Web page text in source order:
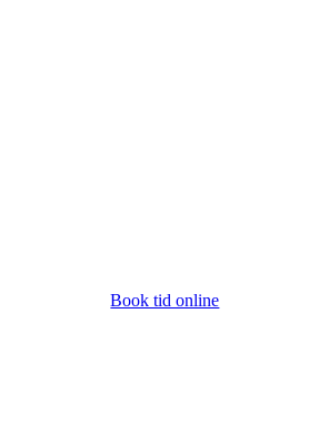
Book tid online